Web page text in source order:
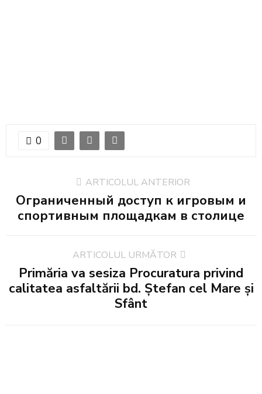
0
ARTICOLUL ANTERIOR
Ограниченный доступ к игровым и
спортивным площадкам в столице
ARTICOLUL URMĂTOR
Primăria va sesiza Procuratura privind
calitatea asfaltării bd. Ștefan cel Mare și
Sfânt